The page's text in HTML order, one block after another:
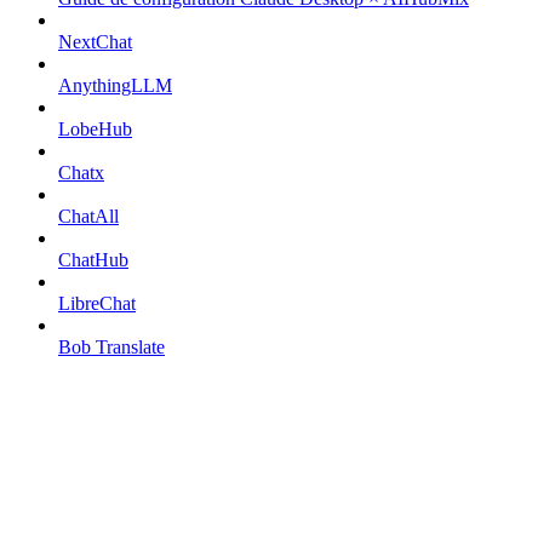
NextChat
AnythingLLM
LobeHub
Chatx
ChatAll
ChatHub
LibreChat
Bob Translate